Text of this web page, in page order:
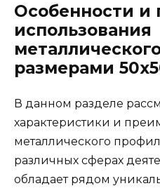
Особенности и
использования
размерами
В данном разделе
характеристики и
металлического
различных сферах
обладает рядом